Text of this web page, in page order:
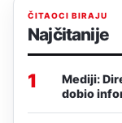
ČITAOCI BIRAJU
Najčitanije
1
Mediji:
dobio